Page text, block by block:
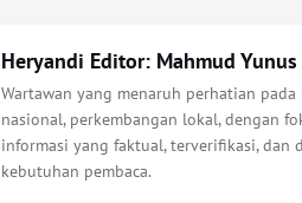
Heryandi Editor: Mahmud Yunus
Wartawan yang menaruh perhatian
nasional, perkembangan lokal, dengan
informasi yang faktual, terverifikasi, dan
kebutuhan pembaca.